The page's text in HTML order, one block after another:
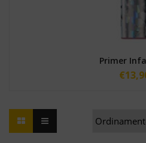
Primer
€